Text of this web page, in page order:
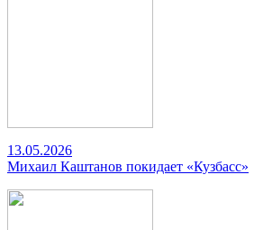
13.05.2026
Михаил Каштанов покидает «Кузбасс»